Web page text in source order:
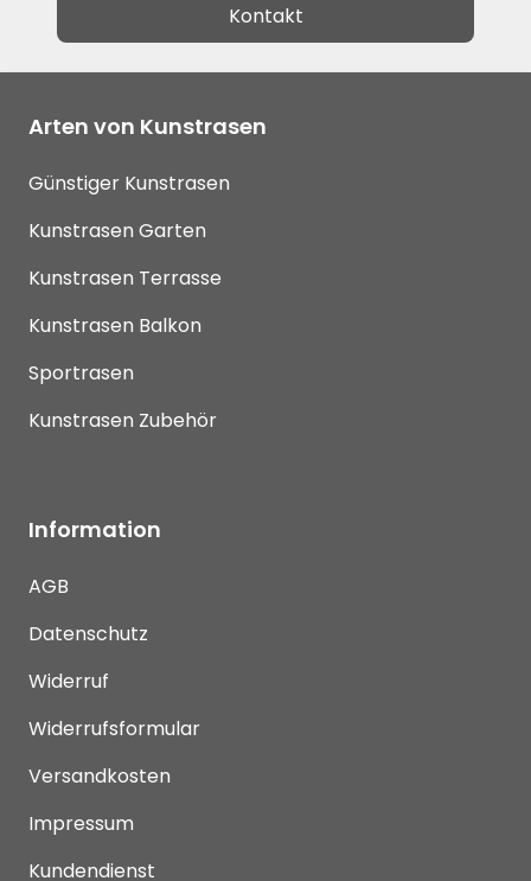
Kontakt
Arten von Kunstrasen
Günstiger Kunstrasen
Kunstrasen Garten
Kunstrasen Terrasse
Kunstrasen Balkon
Sportrasen
Kunstrasen Zubehör
Information
AGB
Datenschutz
Widerruf
Widerrufsformular
Versandkosten
Impressum
Kundendienst